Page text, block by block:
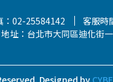
：02-25584142
客服時
地址：台北市大同區迪化街